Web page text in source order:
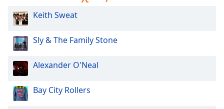
Opacity
Text
Background
Color
Opacity
Keith Sweat
Sly & The Family Stone
Alexander O'Neal
Bay City Rollers